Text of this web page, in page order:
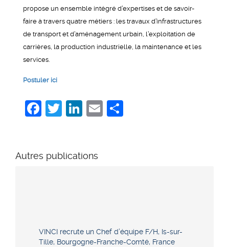
propose un ensemble intégré d’expertises et de savoir-
faire à travers quatre métiers : les travaux d’infrastructures
de transport et d’aménagement urbain, l’exploitation de
carrières, la production industrielle, la maintenance et les
services.
Postuler ici
Facebook
Twitter
LinkedIn
Email
Autres publications
VINCI recrute un Chef d’équipe F/H, Is-sur-
Tille, Bourgogne-Franche-Comté, France